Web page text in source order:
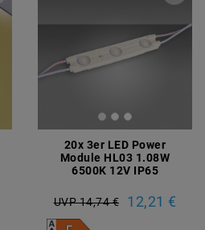
20x 3er LED Power
Module HL03 1.08W
6500K 12V IP65
UVP 14,74 € 12,21 €